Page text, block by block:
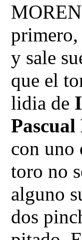
primero,
y sale
que el
lidia de
con uno
toro no
alguno
dos